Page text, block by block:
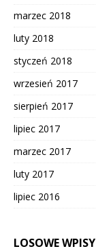
marzec 2018
luty 2018
styczeń 2018
wrzesień 2017
sierpień 2017
lipiec 2017
marzec 2017
luty 2017
lipiec 2016
LOSOWE WPISY